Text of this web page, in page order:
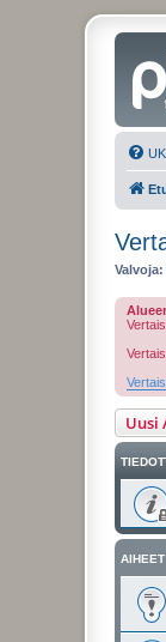
Valvoja:
Uusi
AIHEET